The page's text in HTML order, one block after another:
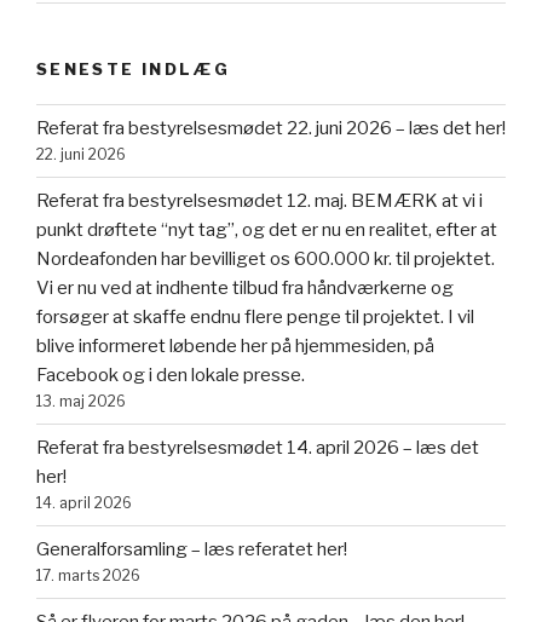
SENESTE INDLÆG
Referat fra bestyrelsesmødet 22. juni 2026 – læs det her!
22. juni 2026
Referat fra bestyrelsesmødet 12. maj. BEMÆRK at vi i
punkt drøftete “nyt tag”, og det er nu en realitet, efter at
Nordeafonden har bevilliget os 600.000 kr. til projektet.
Vi er nu ved at indhente tilbud fra håndværkerne og
forsøger at skaffe endnu flere penge til projektet. I vil
blive informeret løbende her på hjemmesiden, på
Facebook og i den lokale presse.
13. maj 2026
Referat fra bestyrelsesmødet 14. april 2026 – læs det
her!
14. april 2026
Generalforsamling – læs referatet her!
17. marts 2026